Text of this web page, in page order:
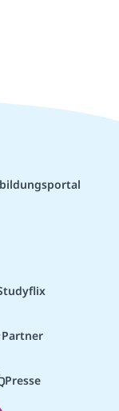
Partner
Presse